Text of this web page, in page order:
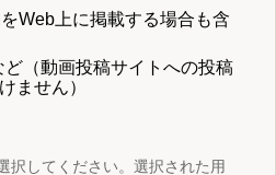
Web上に掲載する場合も含
（動画投稿サイトへの投稿
ません）
択してください。選択された用